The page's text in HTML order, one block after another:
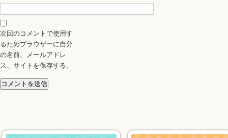
次回のコメントで使用す
るためブラウザーに自分
の名前、メールアドレ
ス、サイトを保存する。